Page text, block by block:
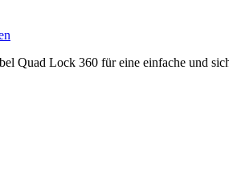
Quad Lock 360 für eine einfache und